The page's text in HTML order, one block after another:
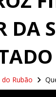
DA
do Rubão